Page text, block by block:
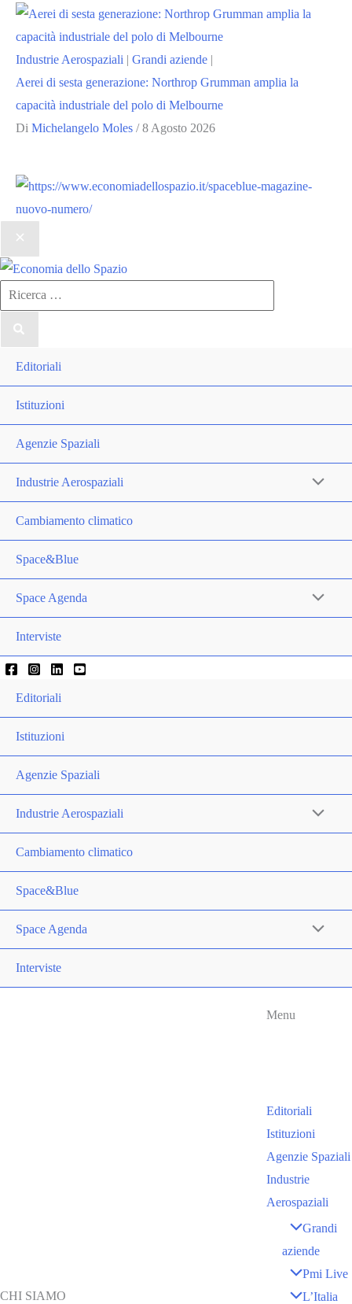
Industrie Aerospaziali | Grandi aziende |
Aerei di sesta generazione: Northrop Grumman amplia la
capacità industriale del polo di Melbourne
Di Michelangelo Moles /8 Agosto 2026
Ricerca
per:
Editoriali
Istituzioni
Agenzie Spaziali
Industrie Aerospaziali
Cambiamento climatico
Space&Blue
Space Agenda
Interviste
Editoriali
Istituzioni
Agenzie Spaziali
Industrie Aerospaziali
Cambiamento climatico
Space&Blue
Space Agenda
Interviste
CHI SIAMO
Menu
Editoriali
Istituzioni
Agenzie Spaziali
Industrie
Aerospaziali
Grandi
aziende
Pmi Live
L’Italia